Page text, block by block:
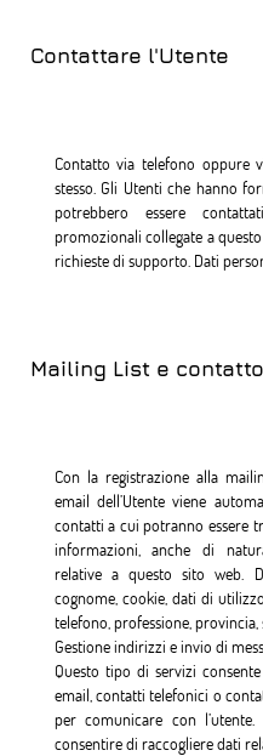
Contattare l'Utente
Contatto via telefono oppure
stesso. Gli Utenti che hanno
potrebbero essere
promozionali collegate a
richieste di supporto. Dati
Mailing List e
Con la registrazione alla
email dell’Utente viene
contatti a cui potranno essere
informazioni, anche di
relative a questo sito web.
cognome, cookie, dati di
telefono, professione, provincia,
Gestione indirizzi e invio di
Questo tipo di servizi
email, contatti telefonici o
per comunicare con
consentire di raccogliere dati